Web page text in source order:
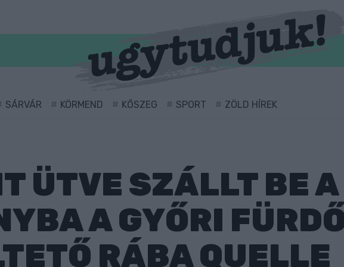
SÁRVÁR KÖRMEND KŐSZEG SPORT ZÖLD HÍREK
ÜTVE SZÁLLT BE A
A GYŐRI
RÁBA QUELLE